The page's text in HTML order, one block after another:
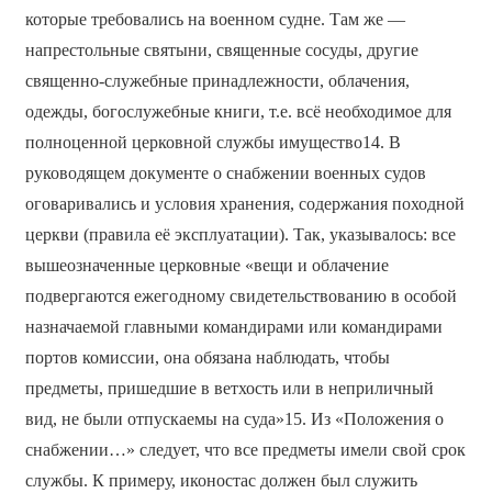
которые требовались на военном судне. Там же —
напрестольные святыни, священные сосуды, другие
священно-служебные принадлежности, облачения,
одежды, богослужебные книги, т.е. всё необходимое для
полноценной церковной службы имущество14. В
руководящем документе о снабжении военных судов
оговаривались и условия хранения, содержания походной
церкви (правила её эксплуатации). Так, указывалось: все
вышеозначенные церковные «вещи и облачение
подвергаются ежегодному свидетельствованию в особой
назначаемой главными командирами или командирами
портов комиссии, она обязана наблюдать, чтобы
предметы, пришедшие в ветхость или в неприличный
вид, не были отпускаемы на суда»15. Из «Положения о
снабжении…» следует, что все предметы имели свой срок
службы. К примеру, иконостас должен был служить